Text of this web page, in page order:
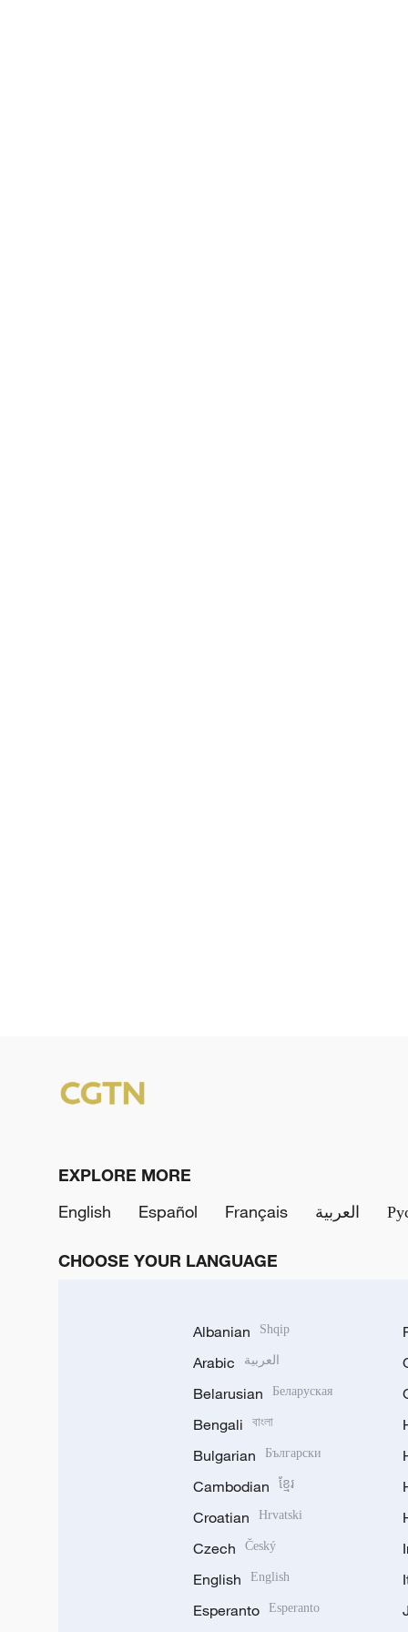
EXPLORE MORE
English
Español Français العربية
CHOOSE YOUR LANGUAGE
Albanian Shqip
Arabic العربية
Belarusian Беларуская
Bengali বাংলা
Bulgarian Български
Cambodian ខ្មែរ
Croatian Hrvatski
Czech Český
English English
Esperanto Esperanto